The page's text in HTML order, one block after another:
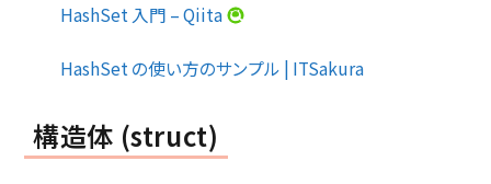
HashSet 入門 – Qiita
HashSet の使い方のサンプル | ITSakura
構造体 (struct)